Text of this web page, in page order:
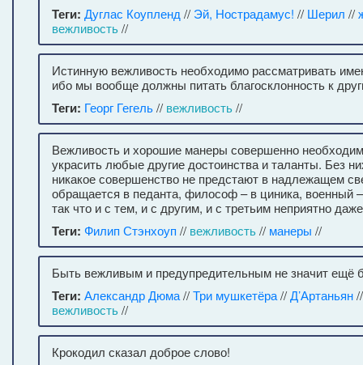
Теги: Дуглас Коупленд // Эй, Нострадамус! // Шерил //
вежливость//
Истинную вежливость необходимо рассматривать
ибо мы вообще должны питать благосклонность к
Теги: Георг Гегель// вежливость//
Вежливость и хорошие манеры совершенно
украсить любые другие достоинства и таланты. Без
никакое совершенство не предстают в надлежащем
обращается в педанта, философ – в циника, военный –
так что и с тем, и с другим, и с третьим неприятно
Теги: Филип Стэнхоуп // вежливость// манеры //
Быть вежливым и предупредительным не значит ещё
Теги: Александр Дюма//Три мушкетёра//Д’Артаньян
вежливость//
Крокодил сказал доброе слово!